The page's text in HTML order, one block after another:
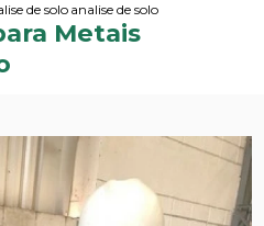
sedimentos
de solo para metais pesados
analise de solo para metais
Metais